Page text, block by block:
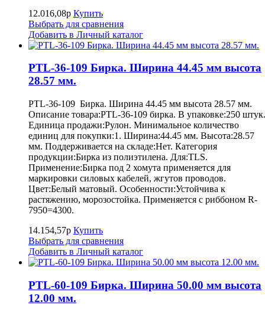
12.016,08р Купить
Выбрать для сравнения
Добавить в Личный каталог
PTL-36-109 Бирка. Ширина 44.45 мм высота
28.57 мм.
PTL-36-109 Бирка. Ширина 44.45 мм высота 28.57 мм.
Описание товара:PTL-36-109 бирка. В упаковке:250 штук.
Единица продажи:Рулон. Минимальное количество
единиц для покупки:1. Ширина:44.45 мм. Высота:28.57
мм. Поддерживается на складе:Нет. Категория
продукции:Бирка из полиэтилена. Для:TLS.
Применение:Бирка под 2 хомута применяется для
маркировки силовых кабелей, жгутов проводов.
Цвет:Белый матовый. Особенности:Устойчива к
растяжению, морозостойка. Применяется с риббоном R-
7950=4300.
14.154,57р Купить
Выбрать для сравнения
Добавить в Личный каталог
PTL-60-109 Бирка. Ширина 50.00 мм высота
12.00 мм.